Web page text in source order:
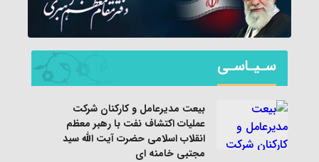
سـیـاسـی
بیعت مدیرعامل و کارکنان شرکت
عملیات اکتشاف نفت با رهبر معظم
انقلاب اسلامی حضرت آیت الله سید
مجتبی خامنه ای